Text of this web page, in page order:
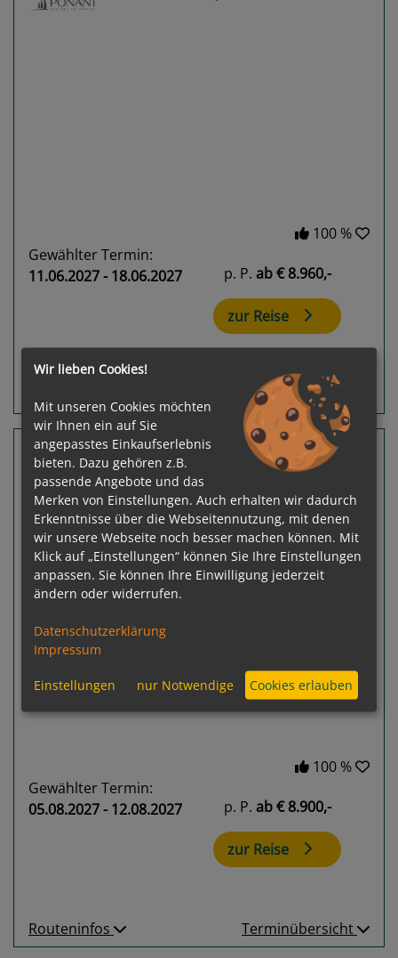
100 %
Gewählter Termin:
11.06.2027 - 18.06.2027
p. P. ab€ 8.960,-
zur Reise
Terminübersicht
7 Nächte Estland, Litauen, Dänemark
Le Champlain
Helsinki - Kopenhagen
Previous
100 %
Gewählter Termin:
05.08.2027 - 12.08.2027
p. P. ab€ 8.900,-
zur Reise
Routeninfos Terminübersicht
Wir lieben Cookies!
Mit unseren Cookies möchten
wir Ihnen ein auf Sie
angepasstes Einkaufserlebnis
bieten. Dazu gehören z.B.
passende Angebote und das
Merken von Einstellungen. Auch erhalten wir dadurch
Erkenntnisse über die Webseitennutzung, mit denen
wir unsere Webseite noch besser machen können. Mit
Klick auf „Einstellungen“ können Sie Ihre Einstellungen
anpassen. Sie können Ihre Einwilligung jederzeit
ändern oder widerrufen.
Datenschutzerklärung
Impressum
Einstellungen nur Notwendige Cookies erlauben